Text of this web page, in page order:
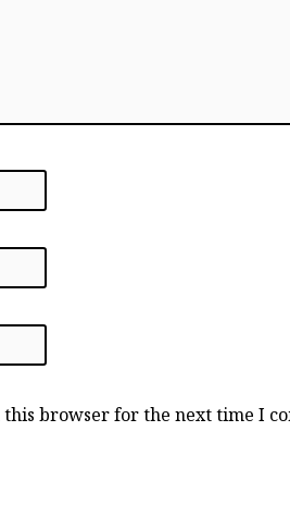
browser for the next time I